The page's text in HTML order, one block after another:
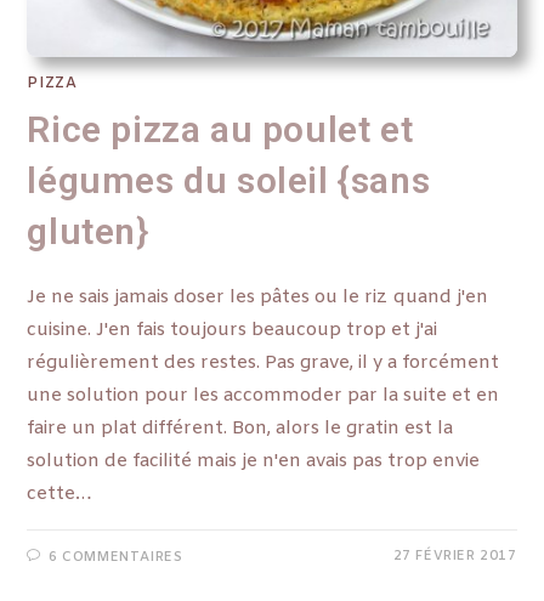
PIZZA
Rice pizza au poulet et
légumes du soleil {sans
gluten}
Je ne sais jamais doser les pâtes ou le riz quand j'en
cuisine. J'en fais toujours beaucoup trop et j'ai
régulièrement des restes. Pas grave, il y a forcément
une solution pour les accommoder par la suite et en
faire un plat différent. Bon, alors le gratin est la
solution de facilité mais je n'en avais pas trop envie
cette…
6 COMMENTAIRES 27 FÉVRIER 2017